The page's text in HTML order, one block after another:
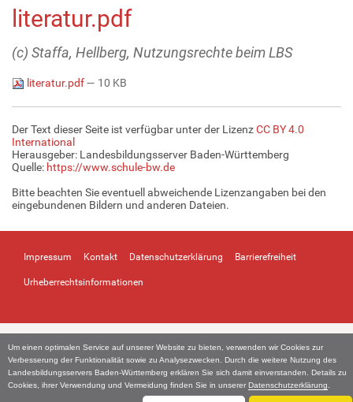
Um einen optimalen Service auf unserer Website zu bieten, verwenden wir Cookies zur
Verbesserung der Funktionalität sowie zu Analysezwecken. Durch die weitere Nutzung des
Landesbildungsservers Baden-Württemberg erklären Sie sich damit einverstanden. Details zu
Cookies, ihrer Verwendung und Vermeidung finden Sie in unserer Datenschutzerklärung
literatur.pdf
(c) Staffa, Hellberg, Nutzungsrechte beim LBS
literatur.pdf— 10 KB
Der Text dieser Seite ist verfügbar unter der LizenzCC BY 4.0
International
Herausgeber: Landesbildungsserver Baden-Württemberg
Quelle: https://www.schule-bw.de
Bitte beachten Sie eventuell abweichende Lizenzangaben bei den
eingebundenen Bildern und anderen Dateien.
Impressum Kontakt Datenschutzerklärung Barrierefreiheit
Urheberrechtsinformationen